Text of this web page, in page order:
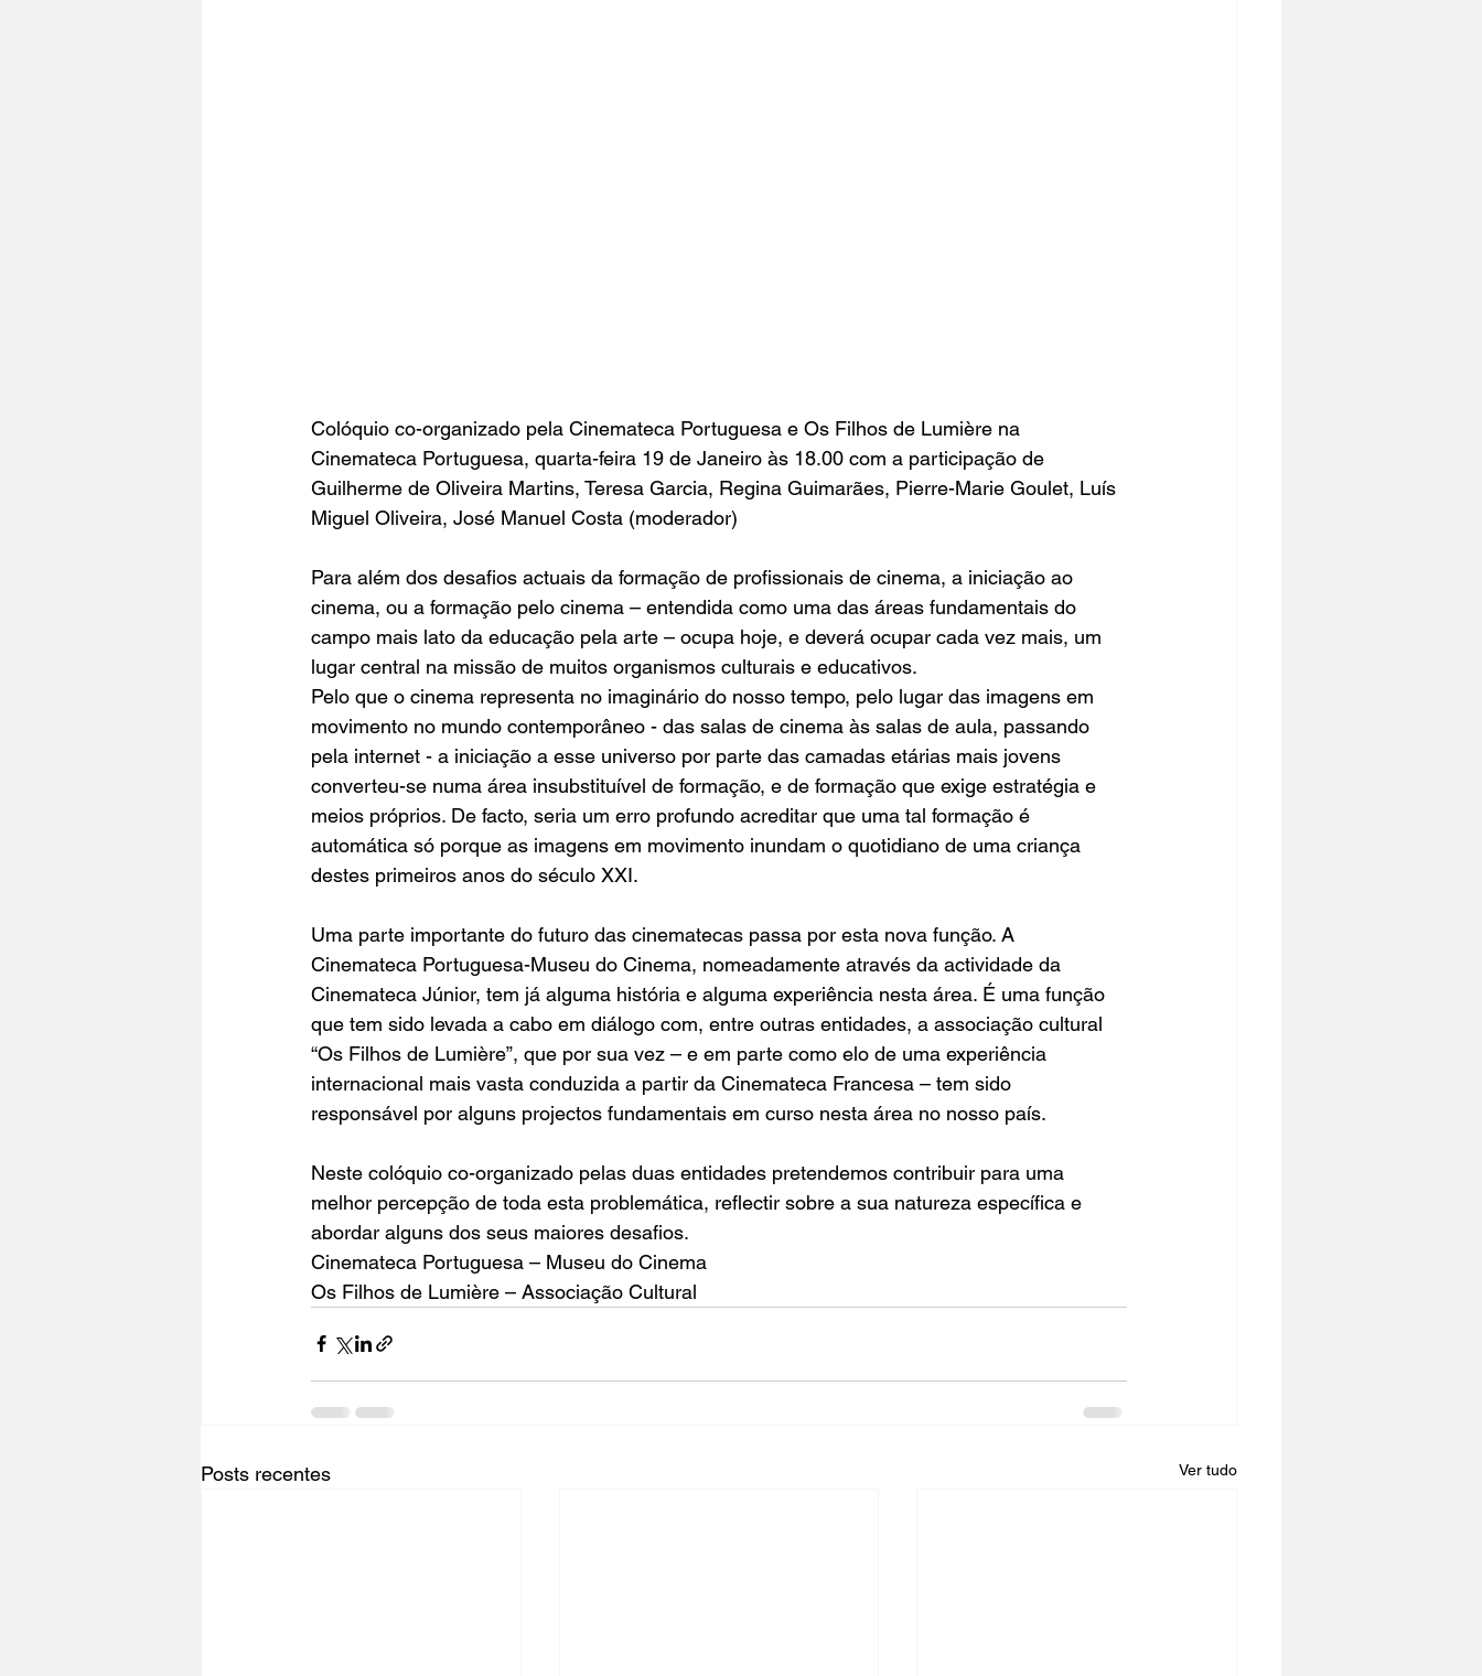
Colóquio co-organizado pela Cinemateca Portuguesa e Os Filhos de Lumière na
Cinemateca Portuguesa, quarta-feira 19 de Janeiro às 18.00 com a participação de
Guilherme de Oliveira Martins, Teresa Garcia, Regina Guimarães, Pierre-Marie Goulet, Luís
Miguel Oliveira, José Manuel Costa (moderador)
Para além dos desafios actuais da formação de profissionais de cinema, a iniciação ao
cinema, ou a formação pelo cinema – entendida como uma das áreas fundamentais do
campo mais lato da educação pela arte – ocupa hoje, e deverá ocupar cada vez mais, um
lugar central na missão de muitos organismos culturais e educativos.
Pelo que o cinema representa no imaginário do nosso tempo, pelo lugar das imagens em
movimento no mundo contemporâneo - das salas de cinema às salas de aula, passando
pela internet - a iniciação a esse universo por parte das camadas etárias mais jovens
converteu-se numa área insubstituível de formação, e de formação que exige estratégia e
meios próprios. De facto, seria um erro profundo acreditar que uma tal formação é
automática só porque as imagens em movimento inundam o quotidiano de uma criança
destes primeiros anos do século XXI.
Uma parte importante do futuro das cinematecas passa por esta nova função. A
Cinemateca Portuguesa-Museu do Cinema, nomeadamente através da actividade da
Cinemateca Júnior, tem já alguma história e alguma experiência nesta área. É uma função
que tem sido levada a cabo em diálogo com, entre outras entidades, a associação cultural
“Os Filhos de Lumière”, que por sua vez – e em parte como elo de uma experiência
internacional mais vasta conduzida a partir da Cinemateca Francesa – tem sido
responsável por alguns projectos fundamentais em curso nesta área no nosso país.
Neste colóquio co-organizado pelas duas entidades pretendemos contribuir para uma
melhor percepção de toda esta problemática, reflectir sobre a sua natureza específica e
abordar alguns dos seus maiores desafios.
Cinemateca Portuguesa – Museu do Cinema
Os Filhos de Lumière – Associação Cultural
Posts recentes Ver tudo